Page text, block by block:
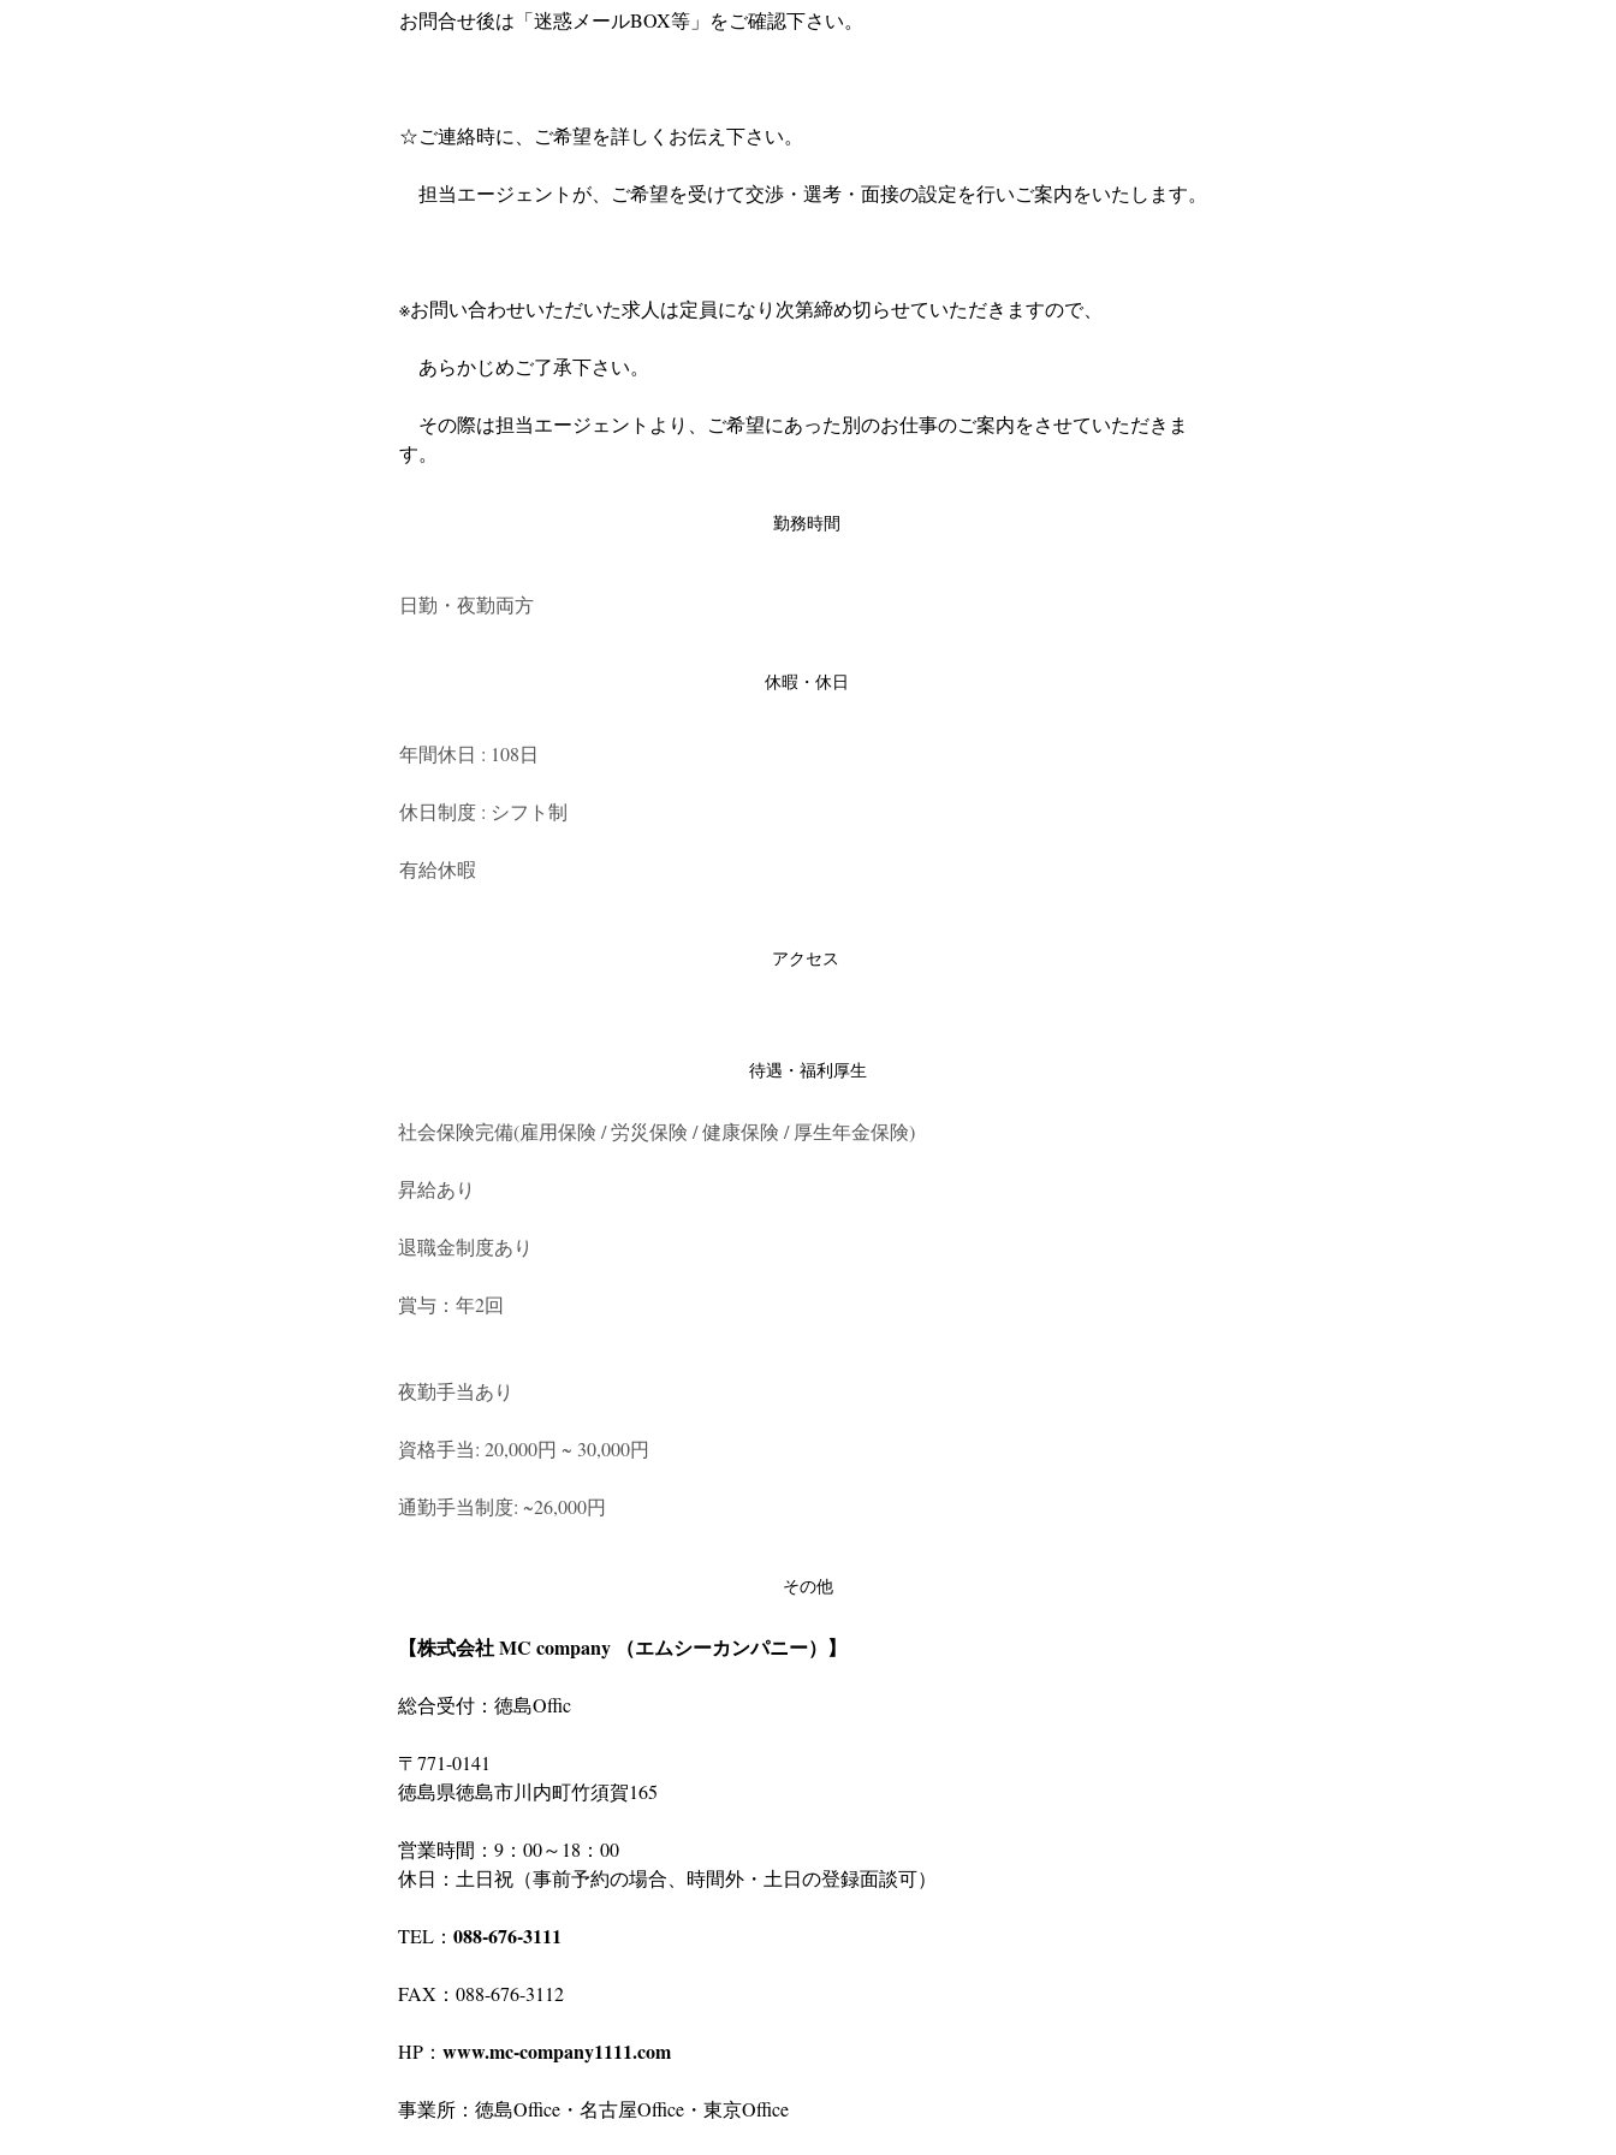
お問合せ後は「迷惑メールBOX等」をご確認下さい。
☆ご連絡時に、ご希望を詳しくお伝え下さい。
担当エージェントが、ご希望を受けて交渉・選考・面接の設定を行いご案内をいたします。
※お問い合わせいただいた求人は定員になり次第締め切らせていただきますので、
あらかじめご了承下さい。
その際は担当エージェントより、ご希望にあった別のお仕事のご案内をさせていただきま
す。
勤務時間
日勤・夜勤両方
休暇・休日
年間休日 : 108日
休日制度 : シフト制
有給休暇
アクセス
待遇・福利厚生
社会保険完備(雇用保険 / 労災保険 / 健康保険 / 厚生年金保険)
昇給あり
退職金制度あり
賞与：年2回
夜勤手当あり
資格手当: 20,000円 ~ 30,000円
通勤手当制度: ~26,000円
その他
【株式会社 MC company （エムシーカンパニー）】
総合受付：徳島Offic
〒771-0141
徳島県徳島市川内町竹須賀165
営業時間：9：00～18：00
休日：土日祝（事前予約の場合、時間外・土日の登録面談可）
TEL： 088-676-3111
FAX：088-676-3112
HP： www.mc-company1111.com
事業所：徳島Office・名古屋Office・東京Office